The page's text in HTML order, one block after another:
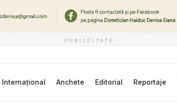
PUBLICITATE
Internațional Anchete Editorial Reportaje